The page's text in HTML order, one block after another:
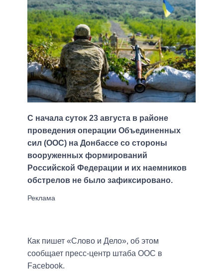
С начала суток 23 августа в районе
проведения операции Объединенных
сил (ООС) на Донбассе со стороны
вооруженных формирований
Российской Федерации и их наемников
обстрелов не было зафиксировано.
Как пишет «Слово и Дело», об этом
сообщает пресс-центр штаба ООС в
Facebook.